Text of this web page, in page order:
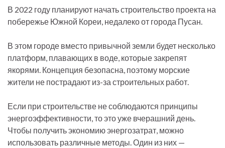
В 2022 году планируют начать строительство проекта на
побережье Южной Кореи, недалеко от города Пусан.
В этом городе вместо привычной земли будет несколько
платформ, плавающих в воде, которые закрепят
якорями. Концепция безопасна, поэтому морские
жители не пострадают из-за строительных работ.
Если при строительстве не соблюдаются принципы
энергоэффективности, то это уже вчерашний день.
Чтобы получить экономию энергозатрат, можно
использовать различные методы. Один из них —